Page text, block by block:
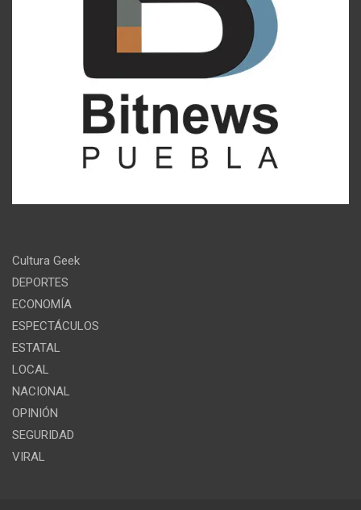
Cultura Geek
DEPORTES
ECONOMÍA
ESPECTÁCULOS
ESTATAL
LOCAL
NACIONAL
OPINIÓN
SEGURIDAD
VIRAL